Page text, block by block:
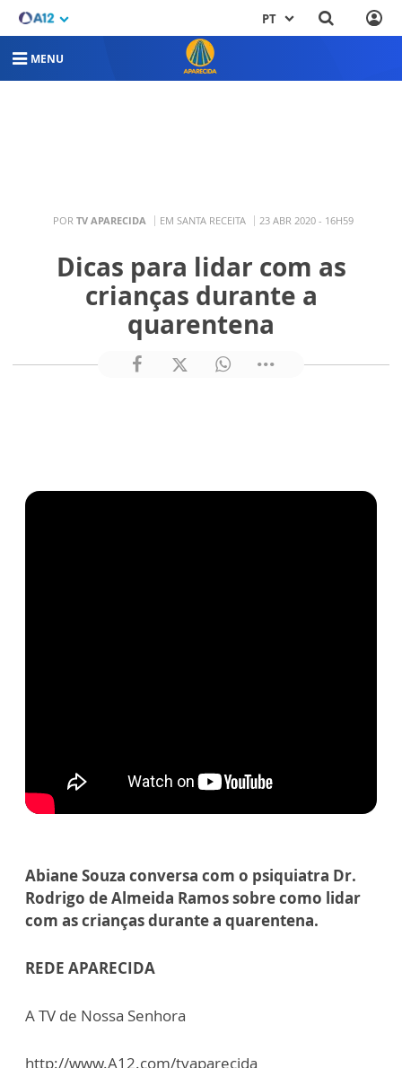
PT
MENU
POR TV APARECIDA EM SANTA RECEITA 23 ABR 2020 - 16H59
Dicas para lidar com as
crianças durante a
quarentena
Abiane Souza conversa com o psiquiatra Dr.
Rodrigo de Almeida Ramos sobre como lidar
com as crianças durante a quarentena.
REDE APARECIDA
A TV de Nossa Senhora
http://www.A12.com/tvaparecida